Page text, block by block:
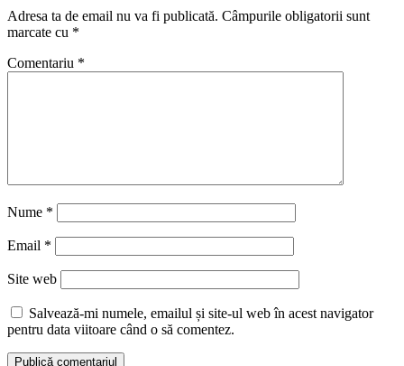
Adresa ta de email nu va fi publicată. Câmpurile obligatorii sunt
marcate cu *
Comentariu *
Nume *
Email *
Site web
Salvează-mi numele, emailul și site-ul web în acest navigator
pentru data viitoare când o să comentez.